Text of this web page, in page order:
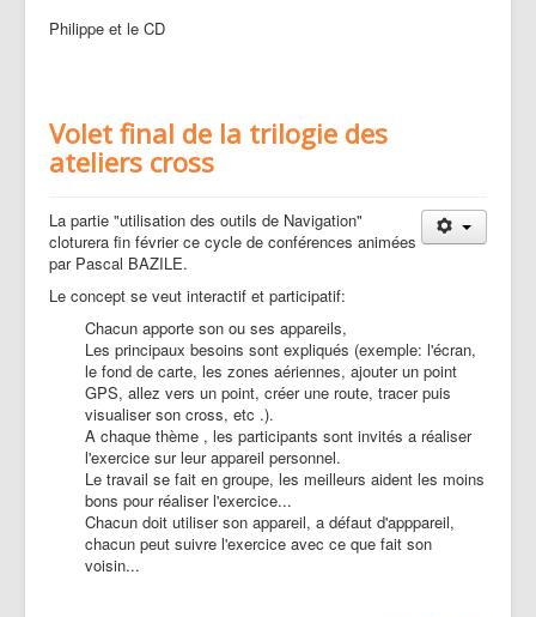
Philippe et le CD
Volet final de la trilogie des
ateliers cross
La partie "utilisation des outils de Navigation"
cloturera fin février ce cycle de conférences animées
par Pascal BAZILE.
Le concept se veut interactif et participatif:
Chacun apporte son ou ses appareils,
Les principaux besoins sont expliqués (exemple: l'écran,
le fond de carte, les zones aériennes, ajouter un point
GPS, allez vers un point, créer une route, tracer puis
visualiser son cross, etc .).
A chaque thème , les participants sont invités a réaliser
l'exercice sur leur appareil personnel.
Le travail se fait en groupe, les meilleurs aident les moins
bons pour réaliser l'exercice...
Chacun doit utiliser son appareil, a défaut d'apppareil,
chacun peut suivre l'exercice avec ce que fait son
voisin...